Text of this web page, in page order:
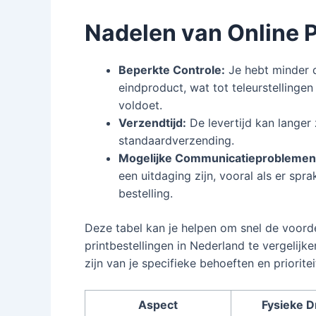
Nadelen van Online
Beperkte Controle: Je hebt minder
eindproduct, wat tot
voldoet.
Verzendtijd: De levertijd kan
standaardverzending.
Mogelijke
een uitdaging zijn, vooral als er
bestelling.
Deze tabel kan je helpen om snel de
printbestellingen in Nederland te
zijn van je specifieke behoeften en
Aspect Fysieke